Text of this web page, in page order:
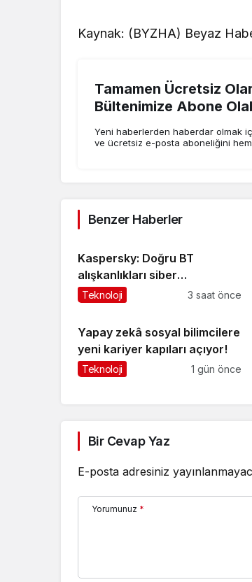
Kaynak: (BYZHA) Beyaz
Tamamen Ücretsiz
Bültenimize Abone
Yeni haberlerden haberdar olmak
ve ücretsiz e-posta aboneliğini
Benzer Haberler
Kaspersky: Doğru BT
alışkanlıkları siber
dayanıklılığı güçlendiriyor
Teknoloji 3 saat önce
Yapay zekâ sosyal bilimcilere
yeni kariyer kapıları açıyor!
Teknoloji 1 gün önce
Bir Cevap Yaz
E-posta adresiniz
Yorumunuz *